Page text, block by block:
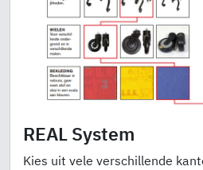
REAL System
Kies uit vele verschillende